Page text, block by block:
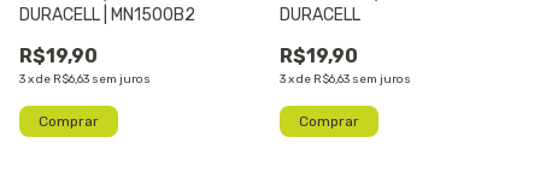
DURACELL | MN1500B2
R$19,90
3xde R$6,63 sem juros
DURACELL
R$19,90
3xde R$6,63 sem juros